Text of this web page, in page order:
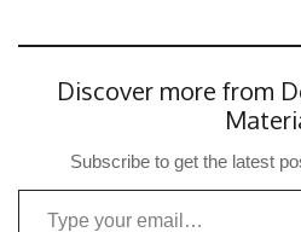
Discover more from
Subscribe to get the latest
Type your email…